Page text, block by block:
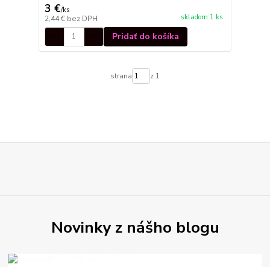
3 €/ks
2,44 € bez DPH skladom 1 ks
Pridať do košíka
strana z 1
Novinky z nášho blogu